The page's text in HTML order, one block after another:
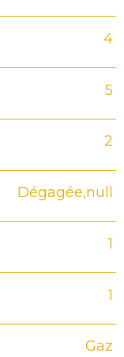
4
5
2
Dégagée,null
1
1
Gaz